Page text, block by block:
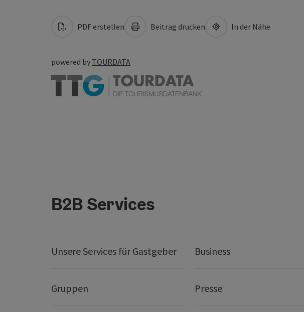
PDF erstellen Beitrag drucken In der Nähe
powered by TOURDATA
B2B Services
Unsere Services für Gastgeber Business
Gruppen Presse